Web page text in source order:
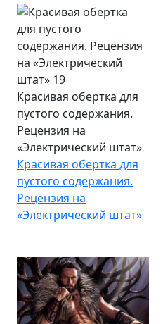
Красивая обертка для
пустого содержания.
Рецензия на
«Электрический штат»
Красивая обертка для
пустого содержания.
Рецензия на
«Электрический штат»